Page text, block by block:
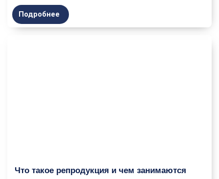
Подробнее
Что такое репродукция и чем занимаются